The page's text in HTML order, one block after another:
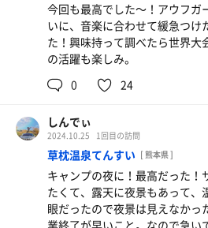
今回も最高でした〜！アウフガ
いに、音楽に合わせて緩急つけ
た！興味持って調べたら世界大
の活躍も楽しみ。
0
24
しんでぃ
2024.10.25 1回目の訪問
草枕温泉てんすい [ 熊本県 ]
キャンプの夜に！最高だった！
たくて、露天に夜景もあって、
眼だったので夜景は見えなか
業終了が早いこと。なので急